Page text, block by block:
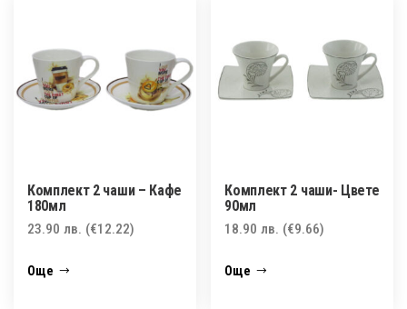
Комплект 2 чаши – Кафе
180мл
23.90 лв. (€12.22)
Още
Комплект 2 чаши- Цвете
90мл
18.90лв. (€9.66)
Още